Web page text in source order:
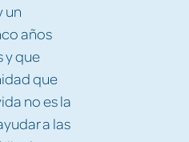
un
años
y que
que
no es la
a las